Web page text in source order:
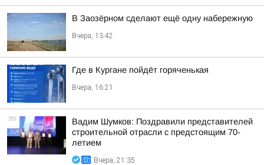
В Заозёрном сделают ещё одну набережную
Вчера, 13:42
Где в Кургане пойдёт горяченькая
Вчера, 16:21
Вадим Шумков: Поздравили представителей
строительной отрасли с предстоящим 70-
летием
Вчера, 21:35